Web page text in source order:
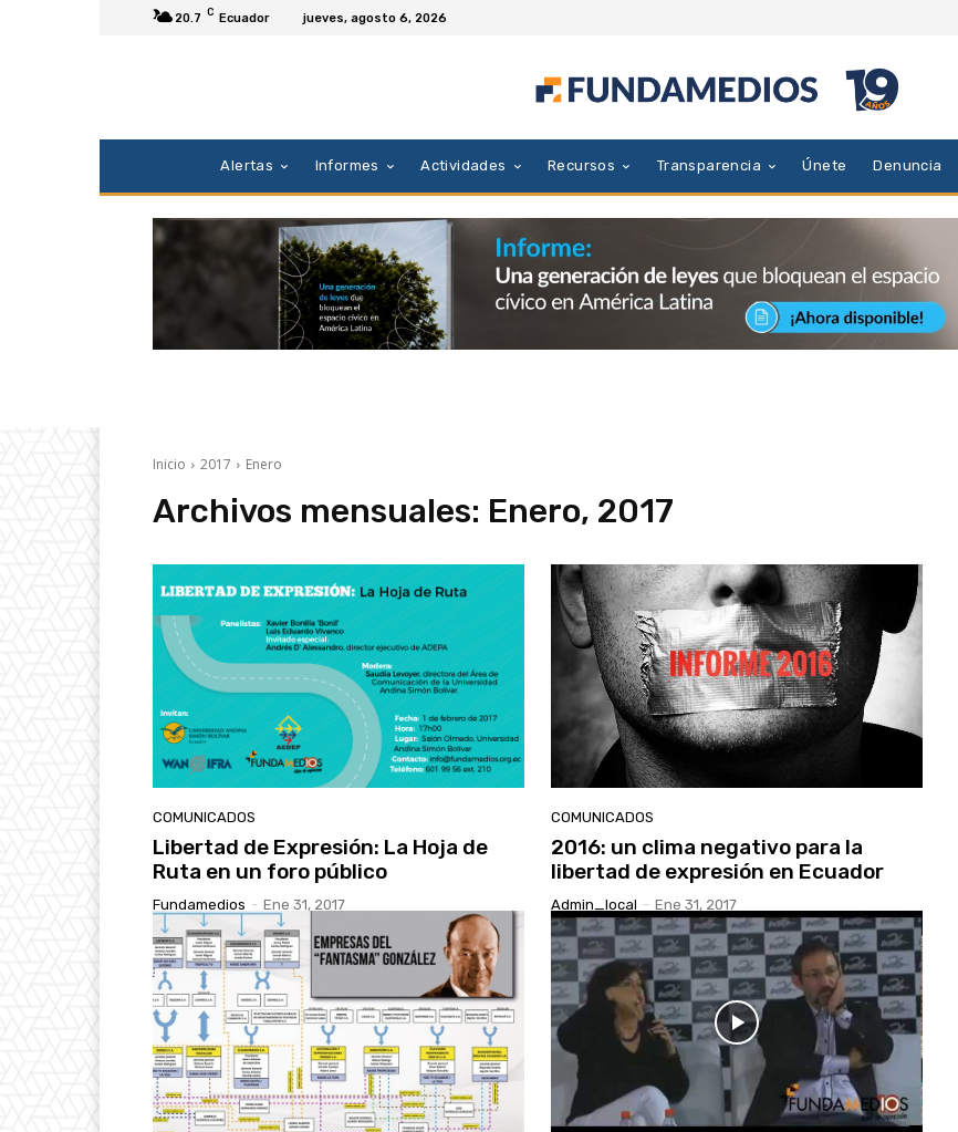
20.7 C Ecuador jueves, agosto 6, 2026
Alertas Informes Actividades Recursos Transparencia Únete Denuncia
Inicio 2017 Enero
Archivos mensuales: Enero, 2017
COMUNICADOS
Libertad de Expresión: La Hoja de
Ruta en un foro público
Fundamedios - Ene 31, 2017
COMUNICADOS
2016: un clima negativo para la
libertad de expresión en Ecuador
Admin_local - Ene 31, 2017